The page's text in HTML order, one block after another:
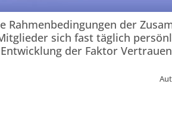
Rahmenbedingungen der
sich fast täglich
der Faktor